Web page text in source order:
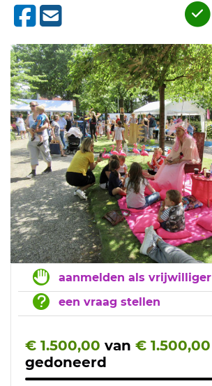
aanmelden als vrijwilliger
een vraag stellen
€ 1.500,00 van € 1.500,00
gedoneerd